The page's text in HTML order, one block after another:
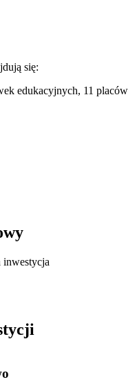
się:
edukacyjnych, 11 placów
inwestycja